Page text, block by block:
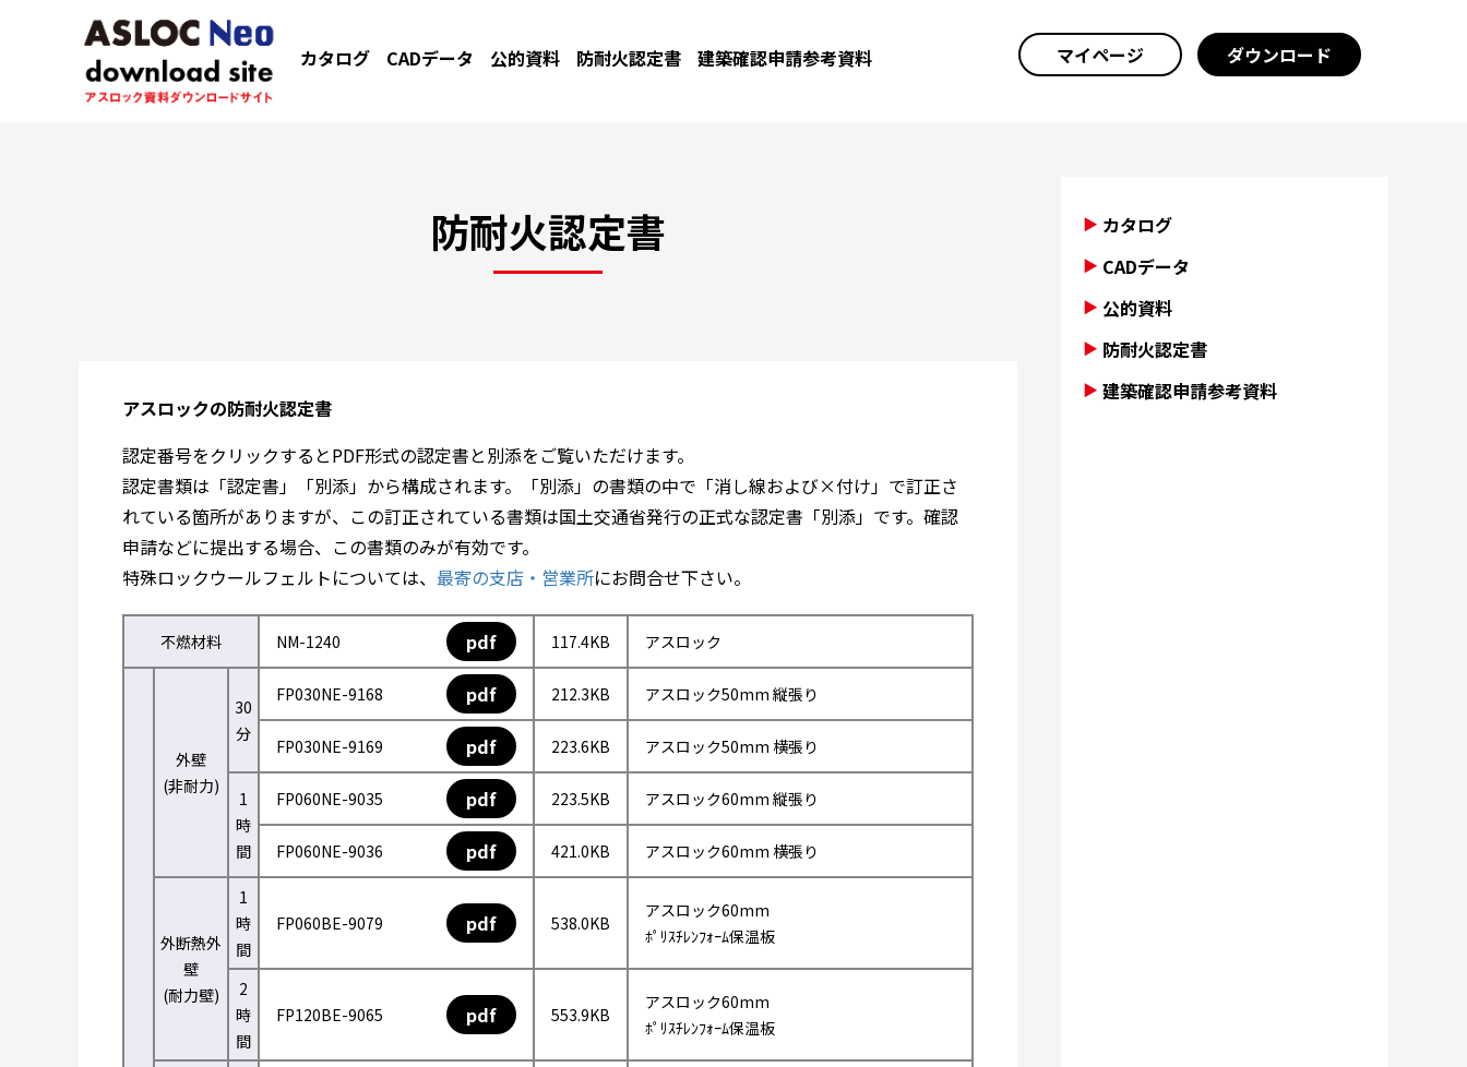
カタログ CADデータ 公的資料 防耐火認定書 建築確認申請参考資料 マイページ ダウンロード
防耐火認定書
アスロックの防耐火認定書
認定番号をクリックするとPDF形式の認定書と別添をご覧いただけます。
認定書類は「認定書」「別添」から構成されます。「別添」の書類の中で「消し線および×付け」で訂正さ
れている箇所がありますが、この訂正されている書類は国土交通省発行の正式な認定書「別添」です。確認
申請などに提出する場合、この書類のみが有効です。
特殊ロックウールフェルトについては、 最寄の支店・営業所にお問合せ下さい。
不燃材料 NM-1240 pdf 117.4KB アスロック
外壁
(非耐力)
30
分
FP030NE-9168 pdf 212.3KB アスロック50mm 縦張り
FP030NE-9169 pdf 223.6KB アスロック50mm 横張り
1
時
間
FP060NE-9035 pdf 223.5KB アスロック60mm 縦張り
FP060NE-9036 pdf 421.0KB アスロック60mm 横張り
外断熱外
壁
(耐力壁)
1
時
間
FP060BE-9079 pdf 538.0KB
アスロック60mm
ﾎﾟﾘｽﾁﾚﾝﾌｫｰﾑ保温板
2
時
間
FP120BE-9065 pdf 553.9KB
アスロック60mm
ﾎﾟﾘｽﾁﾚﾝﾌｫｰﾑ保温板
カタログ
CADデータ
公的資料
防耐火認定書
建築確認申請参考資料